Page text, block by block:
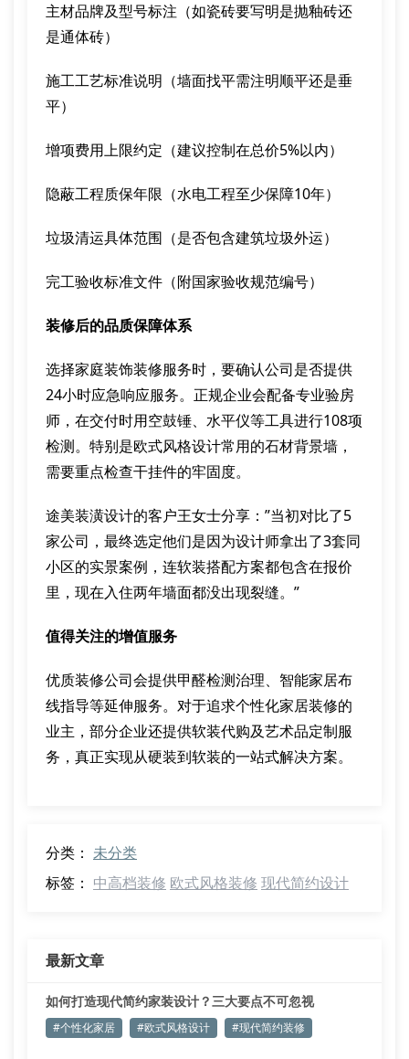
主材品牌及型号标注（如瓷砖要写明是抛釉砖还
是通体砖）
施工工艺标准说明（墙面找平需注明顺平还是垂
平）
增项费用上限约定（建议控制在总价5%以内）
隐蔽工程质保年限（水电工程至少保障10年）
垃圾清运具体范围（是否包含建筑垃圾外运）
完工验收标准文件（附国家验收规范编号）
装修后的品质保障体系
选择家庭装饰装修服务时，要确认公司是否提供
24小时应急响应服务。正规企业会配备专业验房
师，在交付时用空鼓锤、水平仪等工具进行108项
检测。特别是欧式风格设计常用的石材背景墙，
需要重点检查干挂件的牢固度。
途美装潢设计的客户王女士分享：”当初对比了5
家公司，最终选定他们是因为设计师拿出了3套同
小区的实景案例，连软装搭配方案都包含在报价
里，现在入住两年墙面都没出现裂缝。”
值得关注的增值服务
优质装修公司会提供甲醛检测治理、智能家居布
线指导等延伸服务。对于追求个性化家居装修的
业主，部分企业还提供软装代购及艺术品定制服
务，真正实现从硬装到软装的一站式解决方案。
分类： 未分类
标签： 中高档装修 欧式风格装修 现代简约设计
最新文章
如何打造现代简约家装设计？三大要点不可忽视
#个性化家居 #欧式风格设计 #现代简约装修